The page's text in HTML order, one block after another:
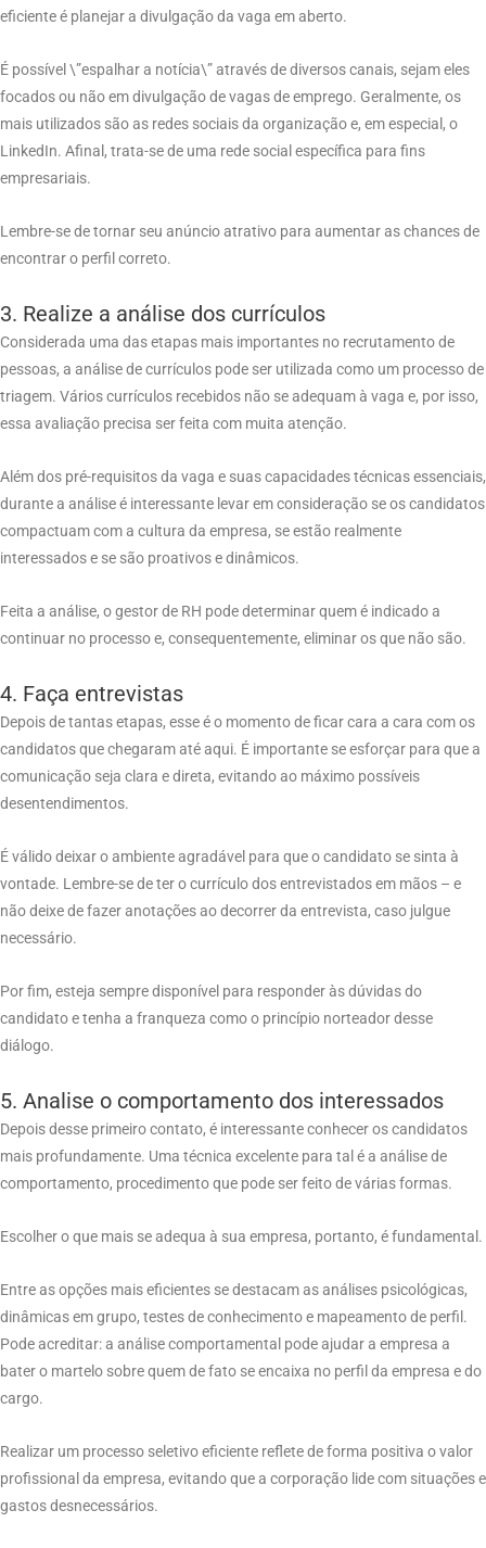
eficiente é planejar a divulgação da vaga em aberto.
É possível \”espalhar a notícia\” através de diversos canais, sejam eles
focados ou não em divulgação de vagas de emprego. Geralmente, os
mais utilizados são as redes sociais da organização e, em especial, o
LinkedIn. Afinal, trata-se de uma rede social específica para fins
empresariais.
Lembre-se de tornar seu anúncio atrativo para aumentar as chances de
encontrar o perfil correto.
3. Realize a análise dos currículos
Considerada uma das etapas mais importantes no recrutamento de
pessoas, a análise de currículos pode ser utilizada como um processo de
triagem. Vários currículos recebidos não se adequam à vaga e, por isso,
essa avaliação precisa ser feita com muita atenção.
Além dos pré-requisitos da vaga e suas capacidades técnicas essenciais,
durante a análise é interessante levar em consideração se os candidatos
compactuam com a cultura da empresa, se estão realmente
interessados e se são proativos e dinâmicos.
Feita a análise, o gestor de RH pode determinar quem é indicado a
continuar no processo e, consequentemente, eliminar os que não são.
4. Faça entrevistas
Depois de tantas etapas, esse é o momento de ficar cara a cara com os
candidatos que chegaram até aqui. É importante se esforçar para que a
comunicação seja clara e direta, evitando ao máximo possíveis
desentendimentos.
É válido deixar o ambiente agradável para que o candidato se sinta à
vontade. Lembre-se de ter o currículo dos entrevistados em mãos – e
não deixe de fazer anotações ao decorrer da entrevista, caso julgue
necessário.
Por fim, esteja sempre disponível para responder às dúvidas do
candidato e tenha a franqueza como o princípio norteador desse
diálogo.
5. Analise o comportamento dos interessados
Depois desse primeiro contato, é interessante conhecer os candidatos
mais profundamente. Uma técnica excelente para tal é a análise de
comportamento, procedimento que pode ser feito de várias formas.
Escolher o que mais se adequa à sua empresa, portanto, é fundamental.
Entre as opções mais eficientes se destacam as análises psicológicas,
dinâmicas em grupo, testes de conhecimento e mapeamento de perfil.
Pode acreditar: a análise comportamental pode ajudar a empresa a
bater o martelo sobre quem de fato se encaixa no perfil da empresa e do
cargo.
Realizar um processo seletivo eficiente reflete de forma positiva o valor
profissional da empresa, evitando que a corporação lide com situações e
gastos desnecessários.